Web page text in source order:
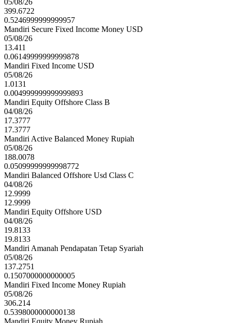
05/08/26
399.6722
0.5246999999999957
Mandiri Secure Fixed Income Money USD
05/08/26
13.411
0.06149999999999878
Mandiri Fixed Income USD
05/08/26
1.0131
0.004999999999999893
Mandiri Equity Offshore Class B
04/08/26
17.3777
17.3777
Mandiri Active Balanced Money Rupiah
05/08/26
188.0078
0.05099999999998772
Mandiri Balanced Offshore Usd Class C
04/08/26
12.9999
12.9999
Mandiri Equity Offshore USD
04/08/26
19.8133
19.8133
Mandiri Amanah Pendapatan Tetap Syariah
05/08/26
137.2751
0.1507000000000005
Mandiri Fixed Income Money Rupiah
05/08/26
306.214
0.5398000000000138
Mandiri Equity Money Rupiah